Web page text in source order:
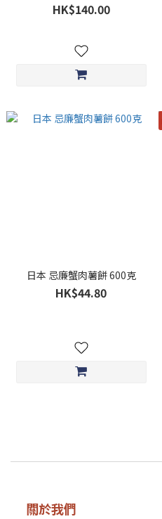
HK$140.00
日本 忌廉蟹肉薯餅 600克
HK$44.80
關於我們